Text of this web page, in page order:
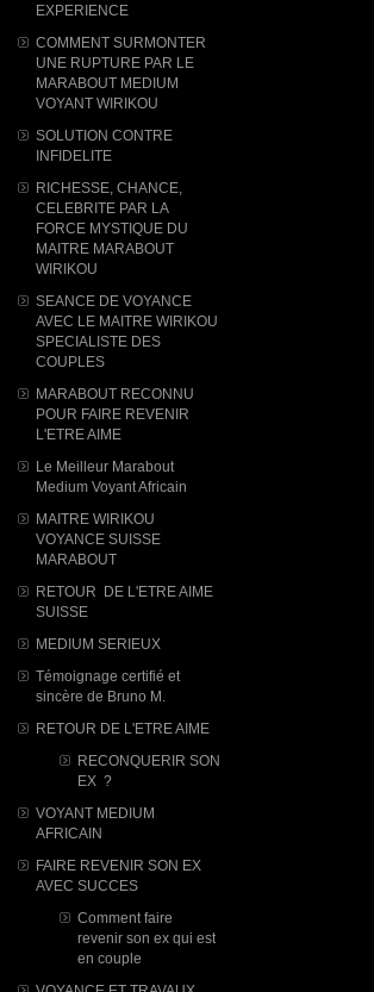
EXPERIENCE
COMMENT SURMONTER
UNE RUPTURE PAR LE
MARABOUT MEDIUM
VOYANT WIRIKOU
SOLUTION CONTRE
INFIDELITE
RICHESSE, CHANCE,
CELEBRITE PAR LA
FORCE MYSTIQUE DU
MAITRE MARABOUT
WIRIKOU
SEANCE DE VOYANCE
AVEC LE MAITRE WIRIKOU
SPECIALISTE DES
COUPLES
MARABOUT RECONNU
POUR FAIRE REVENIR
L'ETRE AIME
Le Meilleur Marabout
Medium Voyant Africain
MAITRE WIRIKOU
VOYANCE SUISSE
MARABOUT
RETOUR DE L'ETRE AIME
SUISSE
MEDIUM SERIEUX
Témoignage certifié et
sincère de Bruno M.
RETOUR DE L'ETRE AIME
RECONQUERIR SON
EX ?
VOYANT MEDIUM
AFRICAIN
FAIRE REVENIR SON EX
AVEC SUCCES
Comment faire
revenir son ex qui est
en couple